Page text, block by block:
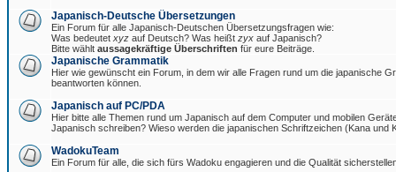
Japanisch-Deutsche Übersetzungen
Ein Forum für alle Japanisch-Deutschen Übersetzungsfragen wie:
Was bedeutet xyz auf Deutsch? Was heißt zyx auf Japanisch?
Bitte wählt aussagekräftige Überschriften für eure Beiträge.
Japanische Grammatik
Hier wie gewünscht ein Forum, in dem wir alle Fragen rund um die japanische
beantworten können.
Japanisch auf PC/PDA
Hier bitte alle Themen rund um Japanisch auf dem Computer und mobilen
Japanisch schreiben? Wieso werden die japanischen Schriftzeichen (Kana und
WadokuTeam
Ein Forum für alle, die sich fürs Wadoku engagieren und die Qualität